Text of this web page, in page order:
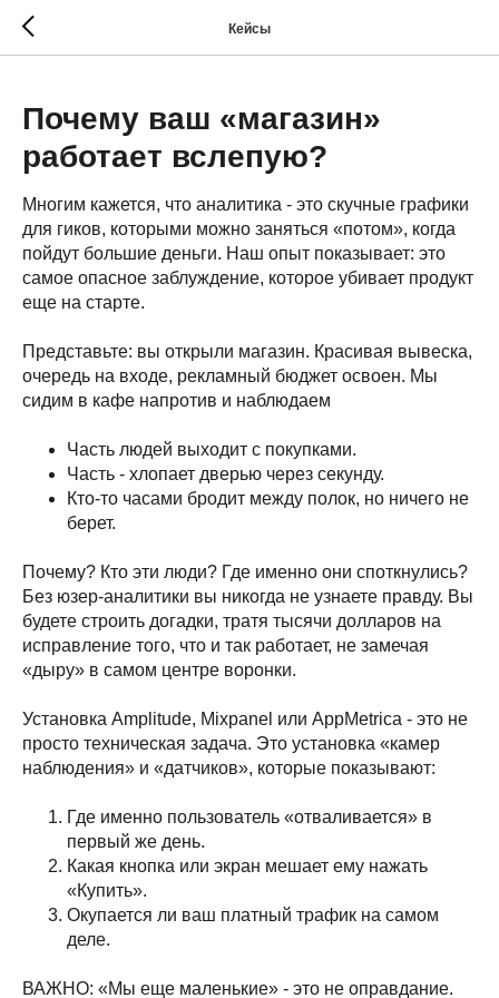
Кейсы
Почему ваш «магазин»
работает вслепую?
Многим кажется, что аналитика - это скучные графики
для гиков, которыми можно заняться «потом», когда
пойдут большие деньги. Наш опыт показывает: это
самое опасное заблуждение, которое убивает продукт
еще на старте.
Представьте: вы открыли магазин. Красивая вывеска,
очередь на входе, рекламный бюджет освоен. Мы
сидим в кафе напротив и наблюдаем
Часть людей выходит с покупками.
Часть - хлопает дверью через секунду.
Кто-то часами бродит между полок, но ничего не
берет.
Почему? Кто эти люди? Где именно они споткнулись?
Без юзер-аналитики вы никогда не узнаете правду. Вы
будете строить догадки, тратя тысячи долларов на
исправление того, что и так работает, не замечая
«дыру» в самом центре воронки.
Установка Amplitude, Mixpanel или AppMetrica - это не
просто техническая задача. Это установка «камер
наблюдения» и «датчиков», которые показывают:
Где именно пользователь «отваливается» в
первый же день.
Какая кнопка или экран мешает ему нажать
«Купить».
Окупается ли ваш платный трафик на самом
деле.
ВАЖНО: «Мы еще маленькие» - это не оправдание.